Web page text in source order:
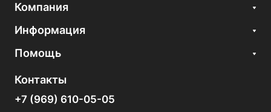
Компания
Информация
Помощь
Контакты
+7 (969) 610-05-05